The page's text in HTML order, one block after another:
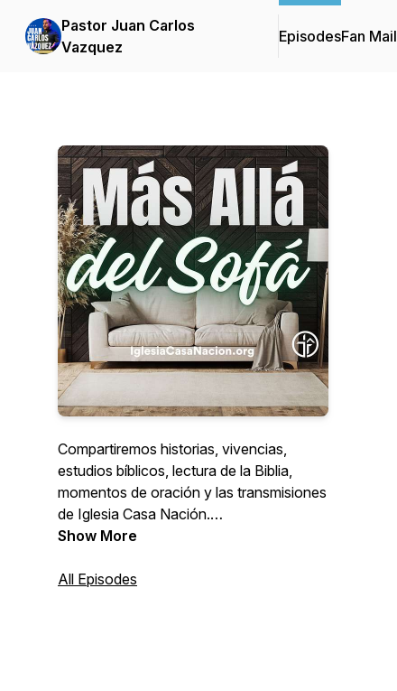
Pastor Juan Carlos
Vazquez
EpisodesFan Mail
Compartiremos historias, vivencias,
estudios bíblicos, lectura de la Biblia,
momentos de oración y las transmisiones
de Iglesia Casa Nación.
IglesiaCasaNacion.org
Show More
All Episodes